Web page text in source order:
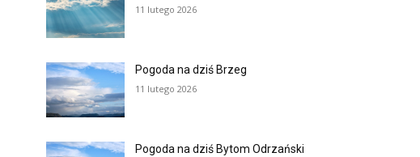
11 lutego 2026
Pogoda na dziś Brzeg
11 lutego 2026
Pogoda na dziś Bytom Odrzański